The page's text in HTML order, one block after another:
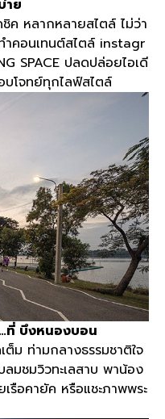
าย
ค หลากหลายสไตล์ ไม่ว่า
ำคอนเทนต์สไตล์ instagr
SPACE ปลดปล่อยไอเดี
โจทย์ทุกไลฟ์สไตล์
…ที่ บึงหนองบอน
ม ท่ามกลางธรรมชาติใจ
มชมวิวทะเลสาบ พาน้อง
รือคายัค หรือแชะภาพพระ